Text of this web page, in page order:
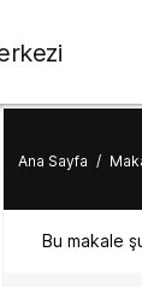
Ana Sayfa /
Bu makale